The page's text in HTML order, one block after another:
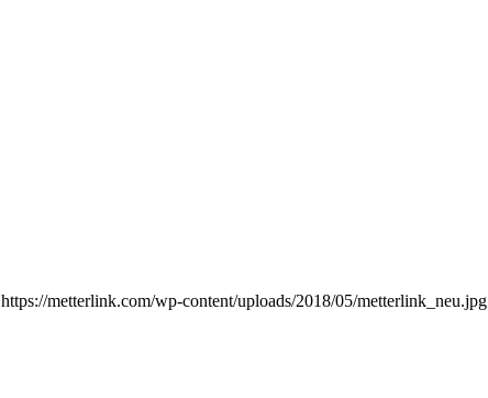
https://metterlink.com/wp-content/uploads/2018/05/metterlink_neu.jpg